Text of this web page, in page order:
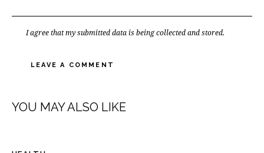
I agree that my submitted data is being collected and stored.
YOU MAY ALSO LIKE